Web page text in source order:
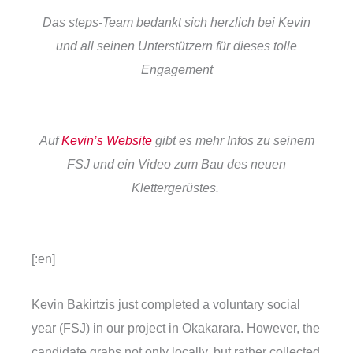
Das steps-Team bedankt sich herzlich bei Kevin
und all seinen Unterstützern für dieses tolle
Engagement
AufKevin’s Websitegibt es mehr Infos zu seinem
FSJ und ein Video zum Bau des neuen
Klettergerüstes.
[:en]
Kevin Bakirtzis just completed a voluntary social
year (FSJ) in our project in Okakarara. However, the